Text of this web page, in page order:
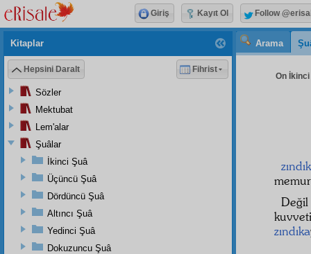
Arama
On İkinci
zındıka
Kitaplar
Hepsini Daralt Fihrist
Sözler
Mektubat
Lem'alar
Şuâlar
İkinci Şuâ
Üçüncü Şuâ
Dördüncü Şuâ
Altıncı Şuâ
Yedinci Şuâ
Dokuzuncu Şuâ
Giriş Kayıt Ol Follow